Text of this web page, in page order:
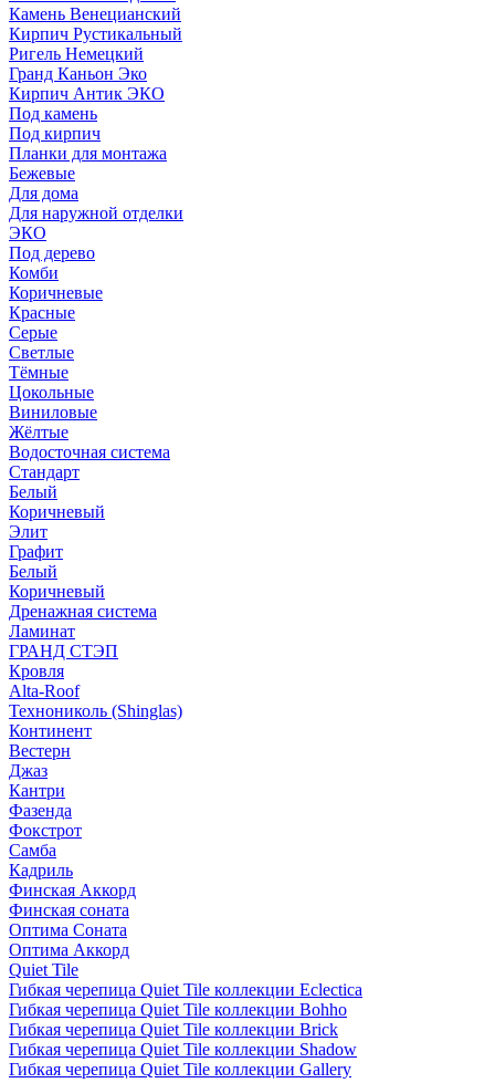
Камень Венецианский
Кирпич Рустикальный
Ригель Немецкий
Гранд Каньон Эко
Кирпич Антик ЭКО
Под камень
Под кирпич
Планки для монтажа
Бежевые
Для дома
Для наружной отделки
ЭКO
Под дерево
Комби
Коричневые
Красные
Серые
Светлые
Тёмные
Цокольные
Виниловые
Жёлтые
Водосточная система
Стандарт
Белый
Коричневый
Элит
Графит
Белый
Коричневый
Дренажная система
Ламинат
ГРАНД СТЭП
Кровля
Alta-Roof
Технониколь (Shinglas)
Континент
Вестерн
Джаз
Кантри
Фазенда
Фокстрот
Самба
Кадриль
Финская Аккорд
Финская соната
Оптима Соната
Оптима Аккорд
Quiet Tile
Гибкая черепица Quiet Tile коллекции Eclectica
Гибкая черепица Quiet Tile коллекции Bohho
Гибкая черепица Quiet Tile коллекции Brick
Гибкая черепица Quiet Tile коллекции Shadow
Гибкая черепица Quiet Tile коллекции Gallery